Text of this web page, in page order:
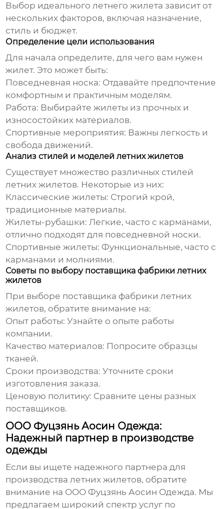
Выбор идеальноголетнего жилета зависит от
нескольких факторов, включая назначение,
стиль и бюджет.
Определение цели использования
Для начала определите, для чего вам нужен
жилет. Это может быть:
Повседневная носка: Отдавайте предпочтение
комфортным и практичным моделям.
Работа: Выбирайте жилеты из прочных и
износостойких материалов.
Спортивные мероприятия: Важны легкость и
свобода движений.
Анализ стилей и моделей летних жилетов
Существует множество различных стилей
летних жилетов. Некоторые из них:
Классические жилеты: Строгий крой,
традиционные материалы.
Жилеты-рубашки: Легкие, часто с карманами,
отлично подходят для повседневной носки.
Спортивные жилеты: Функциональные, часто с
карманами и молниями.
Советы по выбору поставщика фабрики летних
жилетов
При выборе поставщика фабрики летних
жилетов, обратите внимание на:
Опыт работы: Узнайте о опыте работы
компании.
Качество материалов: Попросите образцы
тканей.
Сроки производства: Уточните сроки
изготовления заказа.
Ценовую политику: Сравните цены разных
поставщиков.
ООО Фуцзянь Аосин Одежда:
Надежный партнер в производстве
одежды
Если вы ищете надежного партнера для
производствалетних жилетов, обратите
внимание на ООО Фуцзянь Аосин Одежда. Мы
предлагаем широкий спектр услуг по